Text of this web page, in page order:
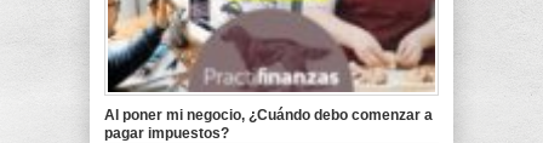
Al poner mi negocio, ¿Cuándo debo comenzar a
pagar impuestos?